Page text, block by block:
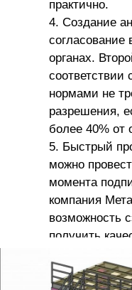
практично.
4. Создание
согласование
органах.
соответствии
нормами не
разрешения,
более 40%
5. Быстрый
можно
момента
компания
возможность
получить